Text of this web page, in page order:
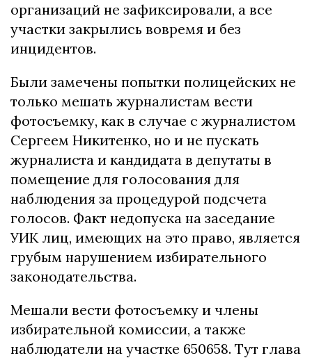
организаций не зафиксировали, а все
участки закрылись вовремя и без
инцидентов.
Были замечены попытки полицейских не
только мешать журналистам вести
фотосъемку, как в случае с журналистом
Сергеем Никитенко, но и не пускать
журналиста и кандидата в депутаты в
помещение для голосования для
наблюдения за процедурой подсчета
голосов. Факт недопуска на заседание
УИК лиц, имеющих на это право, является
грубым нарушением избирательного
законодательства.
Мешали вести фотосъемку и члены
избирательной комиссии, а также
наблюдатели на участке 650658. Тут глава